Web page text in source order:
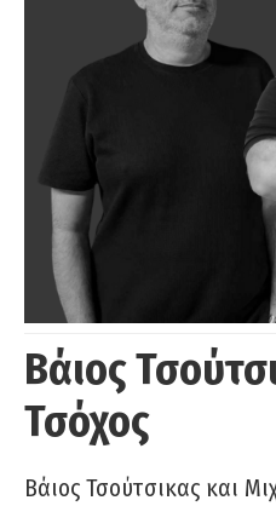
Βάιος
Τσόχος
Βάιος Τσούτσικας και